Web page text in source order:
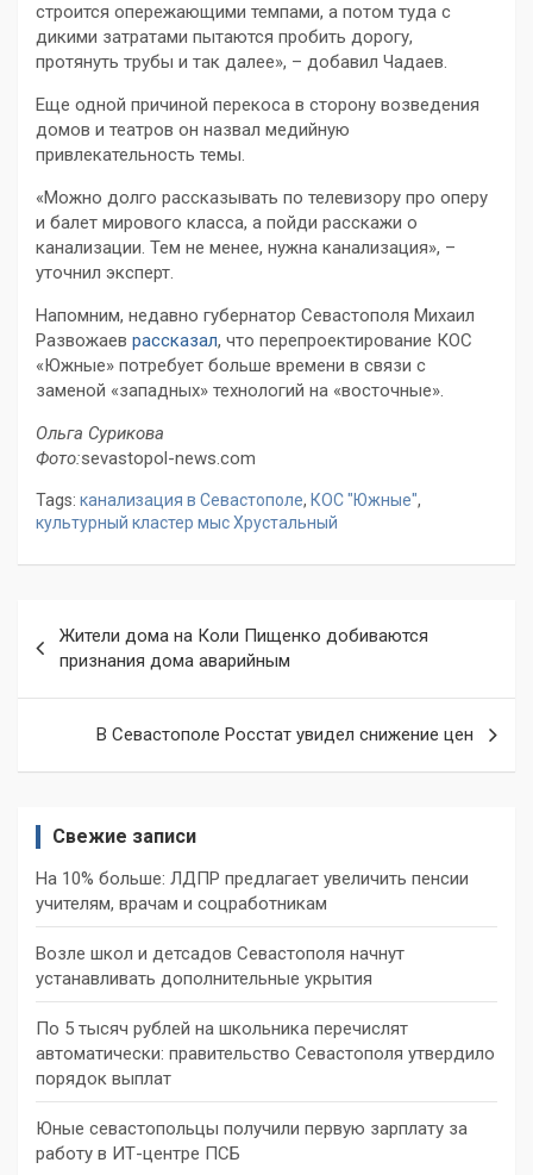
строится опережающими темпами, а потом туда с
дикими затратами пытаются пробить дорогу,
протянуть трубы и так далее», – добавил Чадаев.
Еще одной причиной перекоса в сторону возведения
домов и театров он назвал медийную
привлекательность темы.
«Можно долго рассказывать по телевизору про оперу
и балет мирового класса, а пойди расскажи о
канализации. Тем не менее, нужна канализация», –
уточнил эксперт.
Напомним, недавно губернатор Севастополя Михаил
Развожаев рассказал, что перепроектирование КОС
«Южные» потребует больше времени в связи с
заменой «западных» технологий на «восточные».
Ольга Сурикова
Фото:sevastopol-news.com
Tags: канализация в Севастополе, КОС "Южные",
культурный кластер мыс Хрустальный
по
записям
Жители дома на Коли Пищенко добиваются
признания дома аварийным
В Севастополе Росстат увидел снижение цен
Свежие записи
На 10% больше: ЛДПР предлагает увеличить пенсии
учителям, врачам и соцработникам
Возле школ и детсадов Севастополя начнут
устанавливать дополнительные укрытия
По 5 тысяч рублей на школьника перечислят
автоматически: правительство Севастополя утвердило
порядок выплат
Юные севастопольцы получили первую зарплату за
работу в ИТ-центре ПСБ